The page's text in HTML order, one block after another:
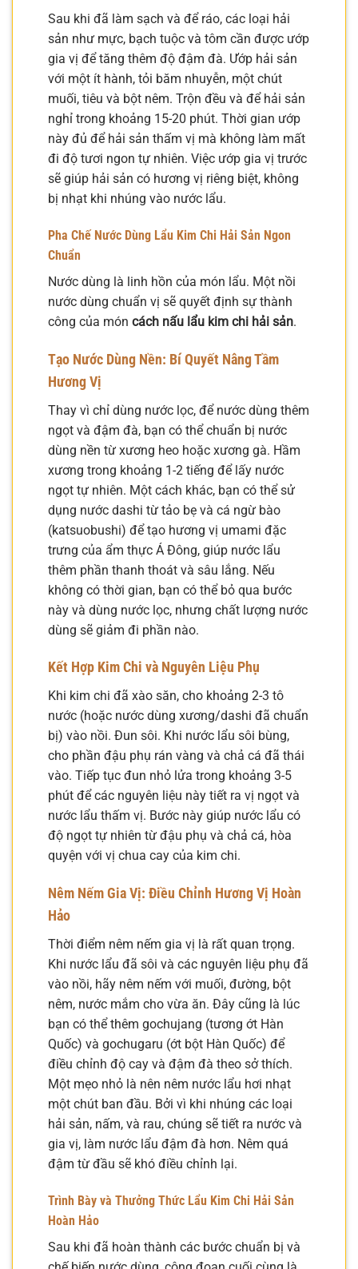
Sau khi đã làm sạch và để ráo, các loại hải
sản như mực, bạch tuộc và tôm cần được ướp
gia vị để tăng thêm độ đậm đà. Ướp hải sản
với một ít hành, tỏi băm nhuyễn, một chút
muối, tiêu và bột nêm. Trộn đều và để hải sản
nghỉ trong khoảng 15-20 phút. Thời gian ướp
này đủ để hải sản thấm vị mà không làm mất
đi độ tươi ngon tự nhiên. Việc ướp gia vị trước
sẽ giúp hải sản có hương vị riêng biệt, không
bị nhạt khi nhúng vào nước lẩu.
Pha Chế Nước Dùng Lẩu Kim Chi Hải Sản Ngon
Chuẩn
Nước dùng là linh hồn của món lẩu. Một nồi
nước dùng chuẩn vị sẽ quyết định sự thành
công của món cách nấu lẩu kim chi hải sản.
Tạo Nước Dùng Nền: Bí Quyết Nâng Tầm
Hương Vị
Thay vì chỉ dùng nước lọc, để nước dùng thêm
ngọt và đậm đà, bạn có thể chuẩn bị nước
dùng nền từ xương heo hoặc xương gà. Hầm
xương trong khoảng 1-2 tiếng để lấy nước
ngọt tự nhiên. Một cách khác, bạn có thể sử
dụng nước dashi từ tảo bẹ và cá ngừ bào
(katsuobushi) để tạo hương vị umami đặc
trưng của ẩm thực Á Đông, giúp nước lẩu
thêm phần thanh thoát và sâu lắng. Nếu
không có thời gian, bạn có thể bỏ qua bước
này và dùng nước lọc, nhưng chất lượng nước
dùng sẽ giảm đi phần nào.
Kết Hợp Kim Chi và Nguyên Liệu Phụ
Khi kim chi đã xào săn, cho khoảng 2-3 tô
nước (hoặc nước dùng xương/dashi đã chuẩn
bị) vào nồi. Đun sôi. Khi nước lẩu sôi bùng,
cho phần đậu phụ rán vàng và chả cá đã thái
vào. Tiếp tục đun nhỏ lửa trong khoảng 3-5
phút để các nguyên liệu này tiết ra vị ngọt và
nước lẩu thấm vị. Bước này giúp nước lẩu có
độ ngọt tự nhiên từ đậu phụ và chả cá, hòa
quyện với vị chua cay của kim chi.
Nêm Nếm Gia Vị: Điều Chỉnh Hương Vị Hoàn
Hảo
Thời điểm nêm nếm gia vị là rất quan trọng.
Khi nước lẩu đã sôi và các nguyên liệu phụ đã
vào nồi, hãy nêm nếm với muối, đường, bột
nêm, nước mắm cho vừa ăn. Đây cũng là lúc
bạn có thể thêm gochujang (tương ớt Hàn
Quốc) và gochugaru (ớt bột Hàn Quốc) để
điều chỉnh độ cay và đậm đà theo sở thích.
Một mẹo nhỏ là nên nêm nước lẩu hơi nhạt
một chút ban đầu. Bởi vì khi nhúng các loại
hải sản, nấm, và rau, chúng sẽ tiết ra nước và
gia vị, làm nước lẩu đậm đà hơn. Nêm quá
đậm từ đầu sẽ khó điều chỉnh lại.
Trình Bày và Thưởng Thức Lẩu Kim Chi Hải Sản
Hoàn Hảo
Sau khi đã hoàn thành các bước chuẩn bị và